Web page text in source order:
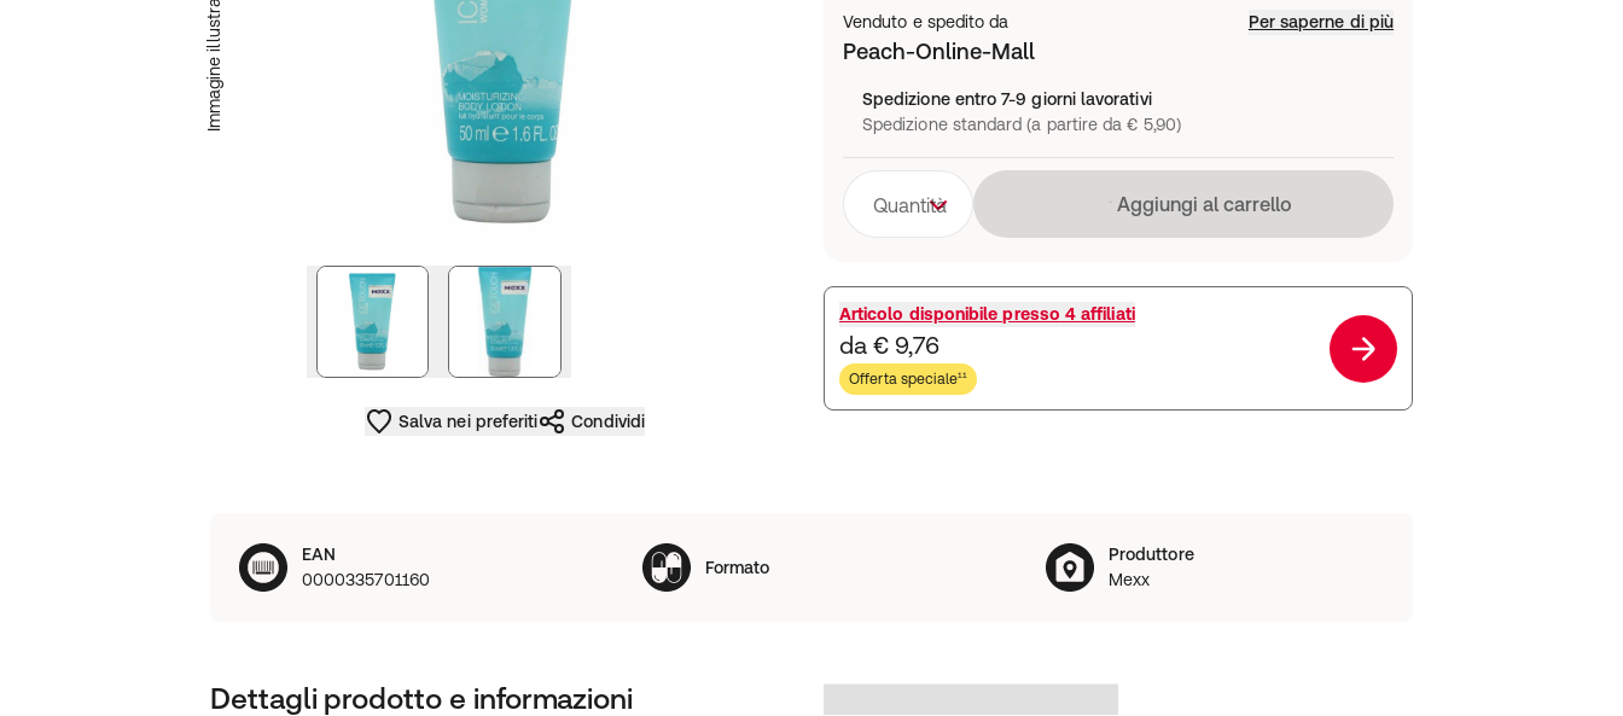
Immagine illustrativa
Salva nei preferiti Condividi
Venduto e spedito da Per saperne di più
Peach-Online-Mall
Spedizione entro 7-9 giorni lavorativi
Spedizione standard (a partire da € 5,90)
Quantità Caricamento in corso
Aggiungi al carrello
Articolo disponibile presso 4 affiliati
da € 9,76
Offerta speciale¹¹
EAN
0000335701160
Formato
Produttore
Mexx
Dettagli prodotto e informazioni